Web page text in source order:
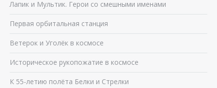
Лапик и Мультик. Герои со смешными именами
Первая орбитальная станция
Ветерок и Уголёк в космосе
Историческое рукопожатие в космосе
К 55-летию полёта Белки и Стрелки